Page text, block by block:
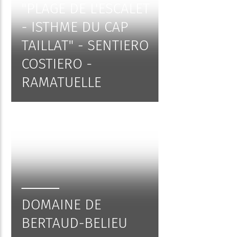
- ISTHME DU CAP
TAILLAT" - SENTIERO
COSTIERO -
RAMATUELLE
DOMAINE DE
BERTAUD-BELIEU